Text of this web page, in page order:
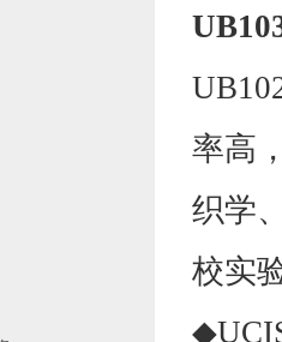
率高
织学
校实